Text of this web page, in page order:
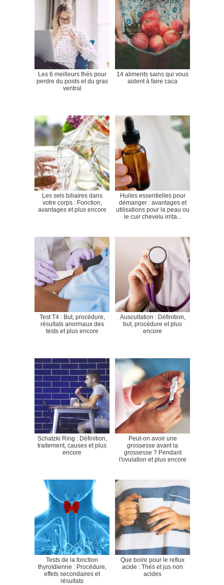
Les 6 meilleurs thés pour
perdre du poids et du gras
ventral
14 aliments sains qui vous
aident à faire caca
Les sels biliaires dans
votre corps : Fonction,
avantages et plus encore
Huiles essentielles pour
démanger : avantages et
utilisations pour la peau ou
le cuir chevelu irrita...
Test T4 : But, procédure,
résultats anormaux des
tests et plus encore
Auscultation : Définition,
but, procédure et plus
encore
Schatzki Ring : Définition,
traitement, causes et plus
encore
Peut-on avoir une
grossesse avant la
grossesse ? Pendant
l'ovulation et plus encore
Tests de la fonction
thyroïdienne : Procédure,
effets secondaires et
résultats
Que boire pour le reflux
acide : Thés et jus non
acides